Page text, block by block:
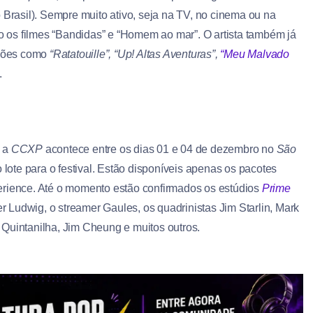
Brasil). Sempre muito ativo, seja na TV, no cinema ou na
filmes “Bandidas” e “Homem ao mar”. O artista também já
como “Ratatouille”, “Up! Altas Aventuras”, “Meu Malvado
CCXP acontece entre os dias 01 e 04 de dezembro no São
para o festival. Estão disponíveis apenas os pacotes
Até o momento estão confirmados os estúdios Prime
Ludwig, o streamer Gaules, os quadrinistas Jim Starlin, Mark
Jim Cheung e muitos outros.